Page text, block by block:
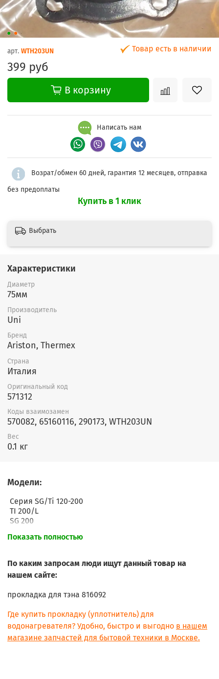
арт. WTH203UN Товар есть в наличии
399 руб
В корзину
Написать нам
Возрат/обмен 60 дней, гарантия 12 месяцев, отправка
без предоплаты
Купить в 1 клик
Выбрать
Характеристики
Диаметр
75мм
Производитель
Uni
Бренд
Ariston, Thermex
Страна
Италия
Оригинальный код
571312
Коды взаимозамен
570082, 65160116, 290173, WTH203UN
Вес
0.1 кг
Модели:
Серия SG/Ti 120-200
TI 200/L
SG 200
SG 150
ER 80
Показать полностью
По каким запросам люди ищут данный товар на
нашем сайте:
прокладка для тэна 816092
Где купить прокладку (уплотнитель) для
водонагревателя? Удобно, быстро и выгодно в нашем
магазине запчастей для бытовой техники в Москве.